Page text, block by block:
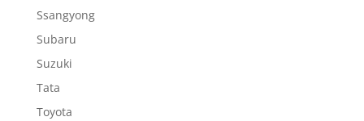
Ssangyong
Subaru
Suzuki
Tata
Toyota